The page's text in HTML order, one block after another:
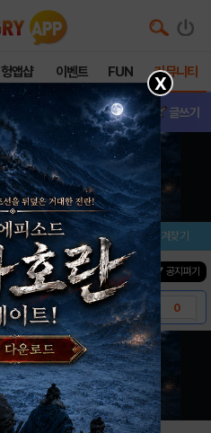
헝앱샵 이벤트 FUN 커뮤니티
글쓰기
설치/평가 즐겨찾기
진행중인 이벤트0건 ▼ 공지펴기
0
X